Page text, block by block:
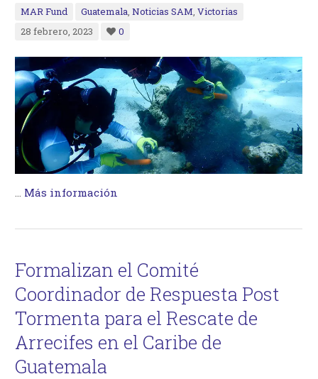
MAR Fund Guatemala,Noticias SAM,Victorias
28 febrero, 2023
0
Más información
Formalizan el Comité
Coordinador de Respuesta Post
Tormenta para el Rescate de
Arrecifes en el Caribe de
Guatemala